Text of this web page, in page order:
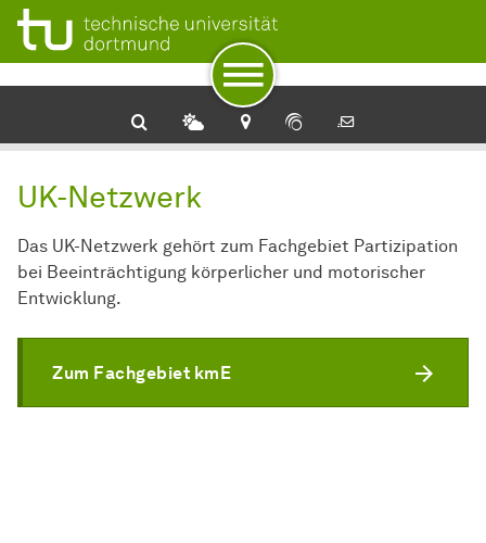
Zur Navigation
Zum Schnellzugriff
Zum Fuß der Seite mit weiteren Services
Zum Inhalt
Zur Startseite
UK-Netzwerk
Das UK-Netzwerk gehört zum Fachgebiet Partizipation
bei Beeinträchtigung körperlicher und motorischer
Entwicklung.
Zum Fachgebiet kmE